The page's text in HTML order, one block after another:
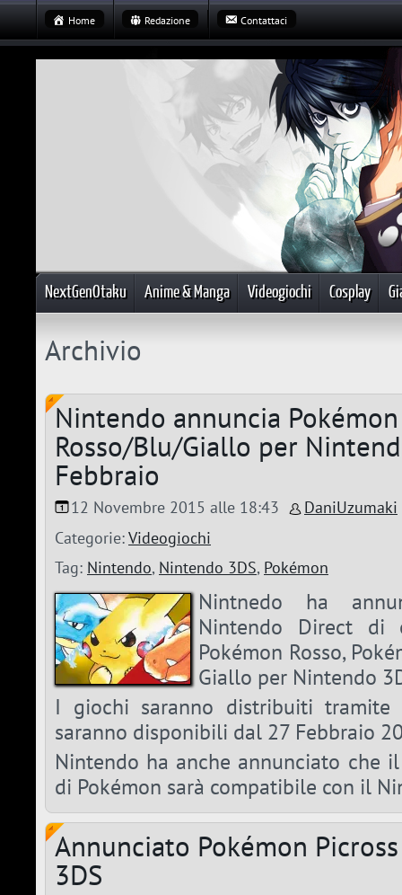
Home Redazione Contattaci
NextGenOtaku Anime & Manga Videogiochi Cosplay
Archivio
Nintendo annuncia Pokémon
Rosso/Blu/Giallo per
Febbraio
12 Novembre 2015 alle 18:43
DaniUzumaki
Categorie:Videogiochi
Tag: Nintendo, Nintendo 3DS, Pokémon
Nintnedo ha
Nintendo Direct
Pokémon Rosso,
Giallo per Nintendo
I giochi saranno distribuiti tramite
saranno disponibili dal 27 Febbraio
Nintendo ha anche annunciato che
di Pokémon sarà compatibile con il
Annunciato Pokémon
3DS